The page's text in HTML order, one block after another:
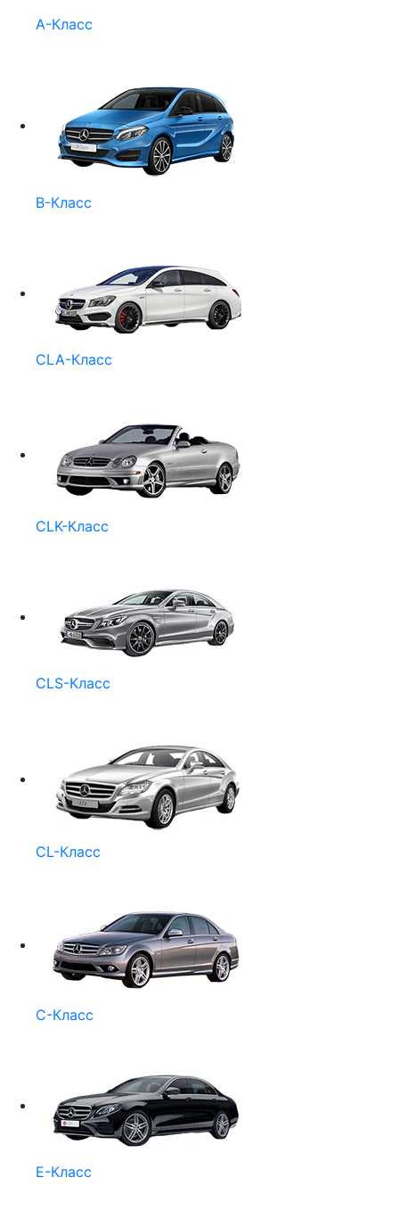
A-Класс
B-Класс
CLA-Класс
CLK-Класс
CLS-Класс
CL-Класс
C-Класс
E-Класс